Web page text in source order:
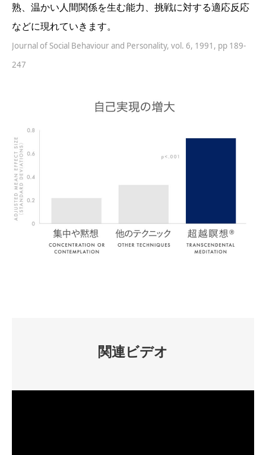
熟、温かい人間関係を生む能力、挑戦に対する適応反応
などに現れていきます。
Journal of Social Behaviour and Personality, vol. 6, 1991, pp 189-
247
関連ビデオ